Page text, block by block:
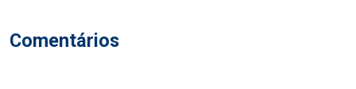
Comentários